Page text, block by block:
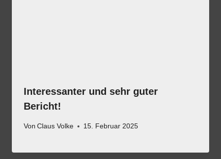
Interessanter und sehr guter
Bericht!
Von Claus Volke 15. Februar 2025